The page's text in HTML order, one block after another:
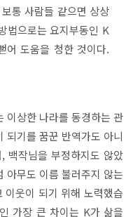
통 사람들 같으면 상상
법으로는 요지부동인 K
어 도움을 청한 것이다.
이상한 나라를 동경하는 관
되기를 꿈꾼 반역가도 아니
백작님을 부정하지도 않았
아무도 이름 불러주지 않는
이웃이 되기 위해 노력했습
가장 큰 차이는 K가 삶을